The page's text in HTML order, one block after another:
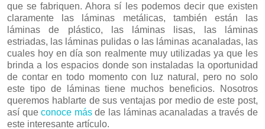
que se fabriquen. Ahora sí les podemos decir que existen
claramente las láminas metálicas, también están las
láminas de plástico, las láminas lisas, las láminas
estriadas, las láminas pulidas o las láminas acanaladas, las
cuales hoy en día son realmente muy utilizadas ya que les
brinda a los espacios donde son instaladas la oportunidad
de contar en todo momento con luz natural, pero no solo
este tipo de láminas tiene muchos beneficios. Nosotros
queremos hablarte de sus ventajas por medio de este post,
así queconoce másde las láminas acanaladas a través de
este interesante artículo.